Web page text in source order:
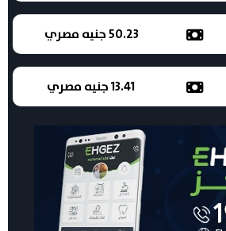
50.23 جنيه مصري
13.41 جنيه مصري